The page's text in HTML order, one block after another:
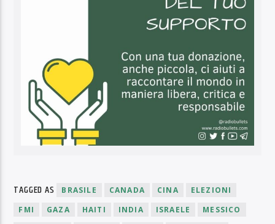
TAGGED AS BRASILE CANADA CINA
ELEZIONI
FMI
GAZA HAITI INDIA ISRAELE
MESSICO